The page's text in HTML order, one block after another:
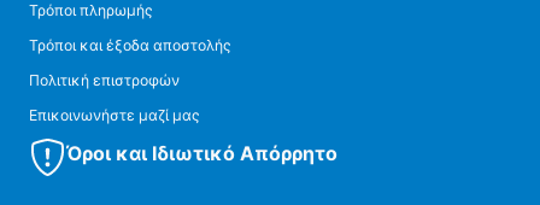
Τρόποι πληρωμής
Τρόποι και έξοδα αποστολής
Πολιτική επιστροφών
Επικοινωνήστε μαζί μας
Όροι και Ιδιωτικό Απόρρητο